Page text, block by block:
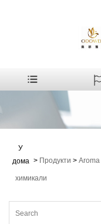
У
дома > Продукти >
химикали